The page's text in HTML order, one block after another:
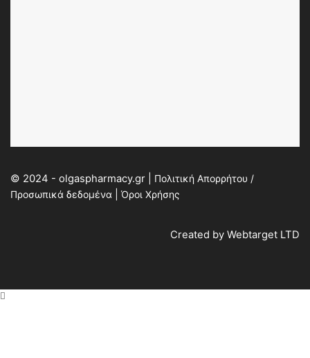
© 2024 - olgaspharmacy.gr | Πολιτική Απορρήτου /
Προσωπικά δεδομένα
Όροι Χρήσης
Created by Webtarget LTD